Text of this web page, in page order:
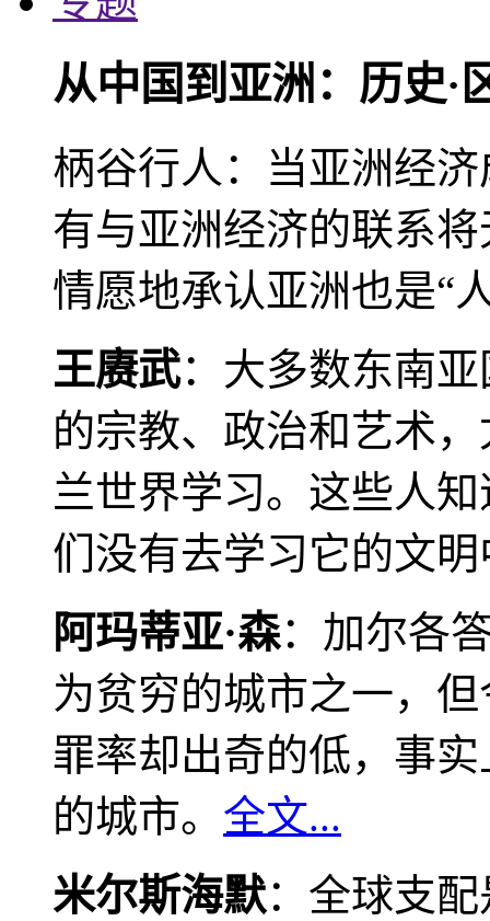
从中国到亚洲：历史·
柄谷行人：当亚洲经
有与亚洲经济的联系
情愿地承认亚洲也是“
王赓武：大多数东南
的宗教、政治和艺术
兰世界学习。这些人
们没有去学习它的文
阿玛蒂亚·森：加尔各
为贫穷的城市之一，
罪率却出奇的低，事
的城市。 全文...
米尔斯海默：全球支